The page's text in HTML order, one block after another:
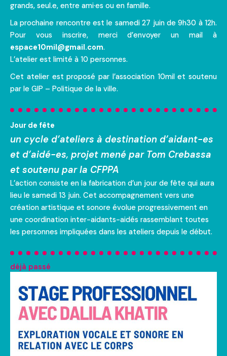
grands, seul.e, entre ami·es ou en famille.
La prochaine rencontre est le samedi 27 juin de 9h30 à 12h.
Pour vous inscrire, merci d’envoyer un mail à
espace10mil@gmail.com.
L’atelier est limité à 10 personnes.
Cet atelier est proposé par l’association 10milet soutenu
par le GIP – Politique de la ville.
Jour de fête
un cycle d’ateliers à destination d’aidant-es
et d’aidé-es, projet mené par Tom Crebassa
et soutenu par la CFPPA
L’action consiste en la fabrication d’un jour de fête qui aura
lieu le samedi 13 juin. Cet accompagnement vers une
création artistique et sonore évolue progressivement en
une coordination inter-aidants-aidés rassemblant toutes
les personnes impliquées dans les ateliers depuis le début.
déjà passé